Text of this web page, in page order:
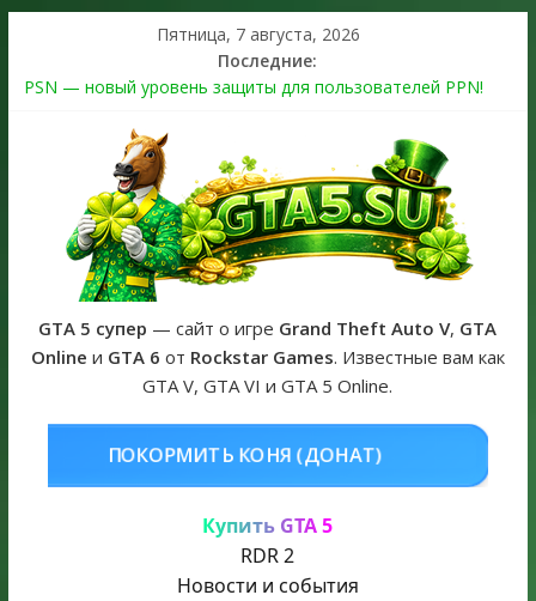
Пятница, 7 августа, 2026
Последние:
PSN — новый уровень защиты для пользователей PPN!
The Kortz Center Heist выйдет в GTA Online уже 14 июля
Регистрация в Rockstar Games Social Club ошибка #1.500.7:
как зарегистрировать аккаунт и войти без проблем в 2026
Получайте особые награды в GTA Online по программе
Fine Art Collector
GTA 6 официальная обложка игры и Предзаказ Grand Theft
Auto VI
GTA 5 супер — сайт о игре Grand Theft Auto V, GTA
Online и GTA 6 от Rockstar Games. Известные вам как
GTA V, GTA VI и GTA 5 Online.
(ДОНАТ) КУПИТЬ GTA 5
Купить GTA 5
RDR 2
Новости и события